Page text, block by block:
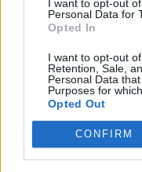
I want to opt-out
Personal Data for
Opted In
I want to opt-out
Retention, Sale,
Personal Data
Purposes for
Opted Out
CONFIRM
Por favor seleccione
Palabras
Palabras
Palabras
Palabras